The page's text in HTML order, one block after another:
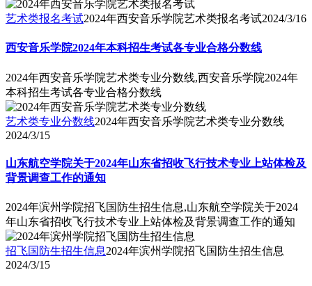
艺术类报名考试2024年西安音乐学院艺术类报名考试2024/3/16
西安音乐学院2024年本科招生考试各专业合格分数线
2024年西安音乐学院艺术类专业分数线,西安音乐学院2024年
本科招生考试各专业合格分数线
艺术类专业分数线2024年西安音乐学院艺术类专业分数线
2024/3/15
山东航空学院关于2024年山东省招收飞行技术专业上站体检及
背景调查工作的通知
2024年滨州学院招飞国防生招生信息,山东航空学院关于2024
年山东省招收飞行技术专业上站体检及背景调查工作的通知
招飞国防生招生信息2024年滨州学院招飞国防生招生信息
2024/3/15